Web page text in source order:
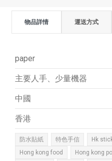
物品詳情 運送方式
paper
主要人手、少量機器
中國
香港
防水貼紙 特色手信 Hk
Hong kong food
Hong kong